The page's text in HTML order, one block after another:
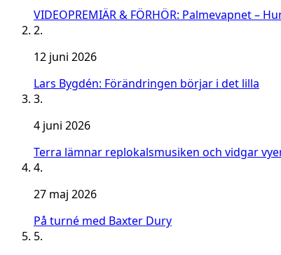
VIDEOPREMIÄR & FÖRHÖR: Palmevapnet –
2.
12 juni 2026
Lars Bygdén: Förändringen börjar i det lilla
3.
4 juni 2026
Terra lämnar replokalsmusiken och vidgar
4.
27 maj 2026
På turné med Baxter Dury
5.